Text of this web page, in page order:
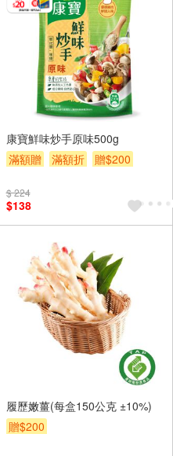
康寶鮮味炒手原味500g
滿額贈
滿額折 贈$200
$ 224
$138
履歷嫩薑(每盒150公克 ±10%)
贈$200